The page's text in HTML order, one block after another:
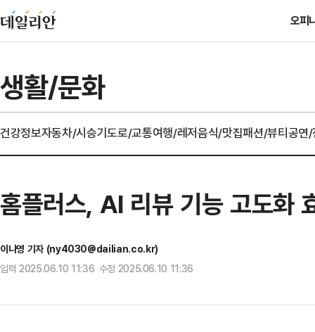
오피
생활/문화
건강정보자동차/시승기도로/교통여행/레저음식/맛집패션/뷰티공연
홈플러스, AI 리뷰 기능 고도화
이나영 기자 (ny4030@dailian.co.kr)
입력 2025.06.10 11:36 수정 2025.06.10 11:36